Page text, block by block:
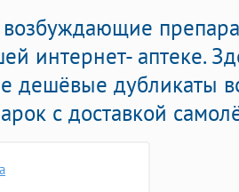
возбуждающие
интернет- аптеке.
дешёвые дубликаты
с доставкой